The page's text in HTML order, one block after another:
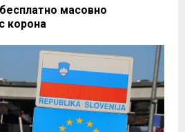
масовно
корона